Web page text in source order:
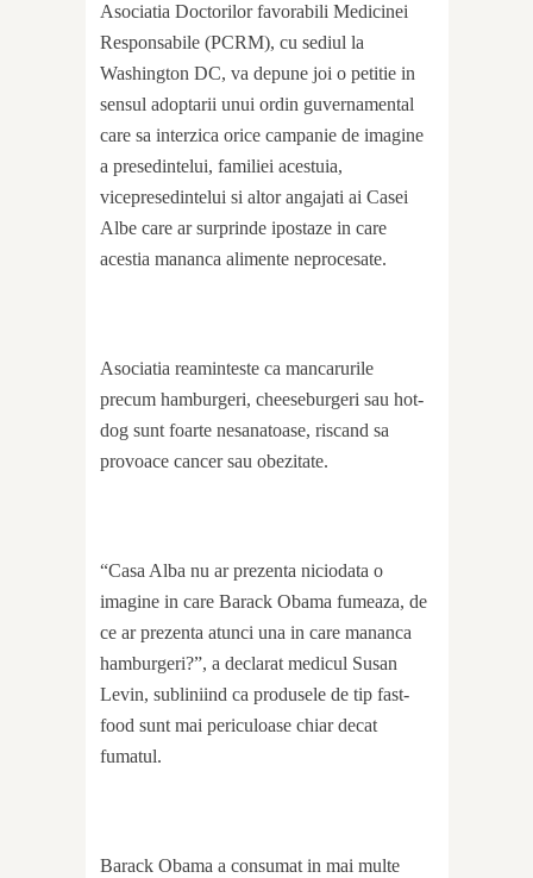
Asociatia Doctorilor favorabili Medicinei
Responsabile (PCRM), cu sediul la
Washington DC, va depune joi o petitie in
sensul adoptarii unui ordin guvernamental
care sa interzica orice campanie de imagine
a presedintelui, familiei acestuia,
vicepresedintelui si altor angajati ai Casei
Albe care ar surprinde ipostaze in care
acestia mananca alimente neprocesate.
Asociatia reaminteste ca mancarurile
precum hamburgeri, cheeseburgeri sau hot-
dog sunt foarte nesanatoase, riscand sa
provoace cancer sau obezitate.
“Casa Alba nu ar prezenta niciodata o
imagine in care Barack Obama fumeaza, de
ce ar prezenta atunci una in care mananca
hamburgeri?”, a declarat medicul Susan
Levin, subliniind ca produsele de tip fast-
food sunt mai periculoase chiar decat
fumatul.
Barack Obama a consumat in mai multe